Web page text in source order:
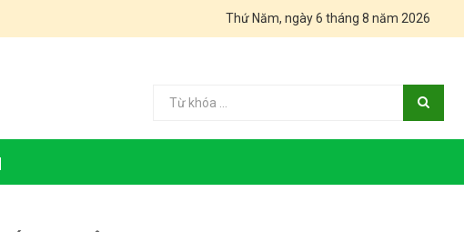
Thứ Năm, ngày 6 tháng 8 năm 2026